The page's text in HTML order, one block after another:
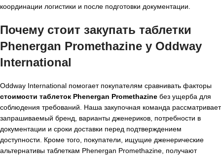
координации логистики и после подготовки документации.
Почему стоит закупать таблетки
Phenergan Promethazine у Oddway
International
Oddway International помогает покупателям сравнивать факторы
стоимости таблеток Phenergan Promethazine без ущерба для
соблюдения требований. Наша закупочная команда рассматривает
запрашиваемый бренд, варианты дженериков, потребности в
документации и сроки доставки перед подтверждением
доступности. Кроме того, покупатели, ищущие дженерические
альтернативы таблеткам Phenergan Promethazine, получают